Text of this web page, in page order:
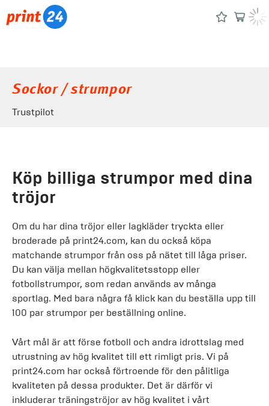
Sockor / strumpor
Trustpilot
Köp billiga strumpor med dina
tröjor
Om du har dina tröjor eller lagkläder tryckta eller
broderade på print24.com, kan du också köpa
matchande strumpor från oss på nätet till låga priser.
Du kan välja mellan högkvalitetsstopp eller
fotbollstrumpor, som redan används av många
sportlag. Med bara några få klick kan du beställa upp till
100 par strumpor per beställning online.
Vårt mål är att förse fotboll och andra idrottslag med
utrustning av hög kvalitet till ett rimligt pris. Vi på
print24.com har också förtroende för den pålitliga
kvaliteten på dessa produkter. Det är därför vi
inkluderar träningströjor av hög kvalitet i vårt